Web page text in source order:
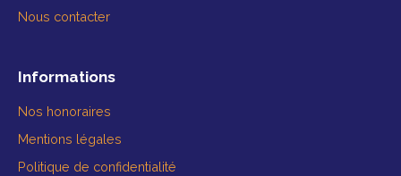
Nous contacter
Informations
Nos honoraires
Mentions légales
Politique de confidentialité